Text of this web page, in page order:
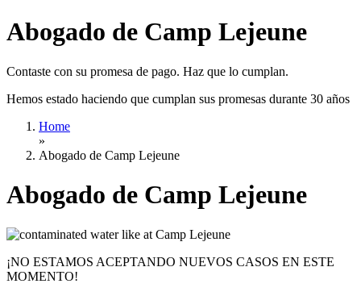
Abogado de Camp Lejeune
Contaste con su promesa de pago. Haz que lo cumplan.
Hemos estado haciendo que cumplan sus promesas durante 30 años
Home
»
Abogado de Camp Lejeune
Abogado de Camp Lejeune
¡NO ESTAMOS ACEPTANDO NUEVOS CASOS EN ESTE
MOMENTO!